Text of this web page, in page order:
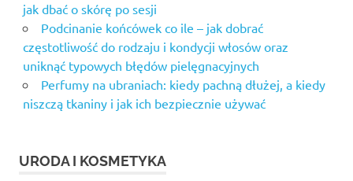
jak dbać o skórę po sesji
Podcinanie końcówek co ile – jak dobrać
częstotliwość do rodzaju i kondycji włosów oraz
uniknąć typowych błędów pielęgnacyjnych
Perfumy na ubraniach: kiedy pachną dłużej, a kiedy
niszczą tkaniny i jak ich bezpiecznie używać
URODA I KOSMETYKA